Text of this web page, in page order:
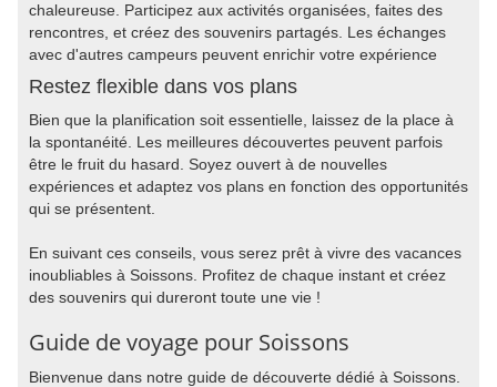
chaleureuse. Participez aux activités organisées, faites des
rencontres, et créez des souvenirs partagés. Les échanges
avec d'autres campeurs peuvent enrichir votre expérience
Restez flexible dans vos plans
Bien que la planification soit essentielle, laissez de la place à
la spontanéité. Les meilleures découvertes peuvent parfois
être le fruit du hasard. Soyez ouvert à de nouvelles
expériences et adaptez vos plans en fonction des opportunités
qui se présentent.
En suivant ces conseils, vous serez prêt à vivre des vacances
inoubliables à Soissons. Profitez de chaque instant et créez
des souvenirs qui dureront toute une vie !
Guide de voyage pour Soissons
Bienvenue dans notre guide de découverte dédié à Soissons.